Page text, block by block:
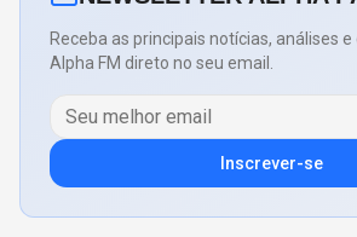
Receba as principais notícias, análises
Alpha FM direto no seu email.
Inscrever-se